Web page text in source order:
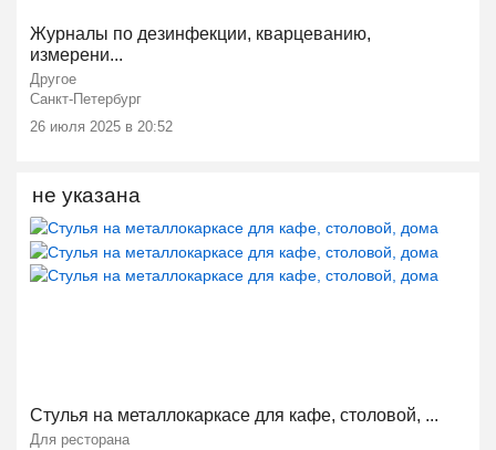
Журналы по дезинфекции, кварцеванию,
измерени...
Другое
Санкт-Петербург
26 июля 2025 в 20:52
Стулья на металлокаркасе для кафе, столовой, ...
Для ресторана
не указана